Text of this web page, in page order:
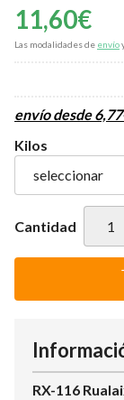
11,60€
Las modalidades de envío
envío desde6,77
Kilos
Cantidad
RX-116